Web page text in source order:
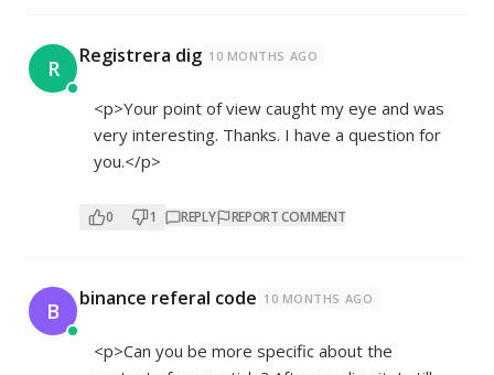
R Registrera dig 10 MONTHS AGO
<p>Your point of view caught my eye and was
very interesting. Thanks. I have a question for
you.</p>
0 1 REPLY REPORT COMMENT
B binance referal code 10 MONTHS AGO
<p>Can you be more specific about the